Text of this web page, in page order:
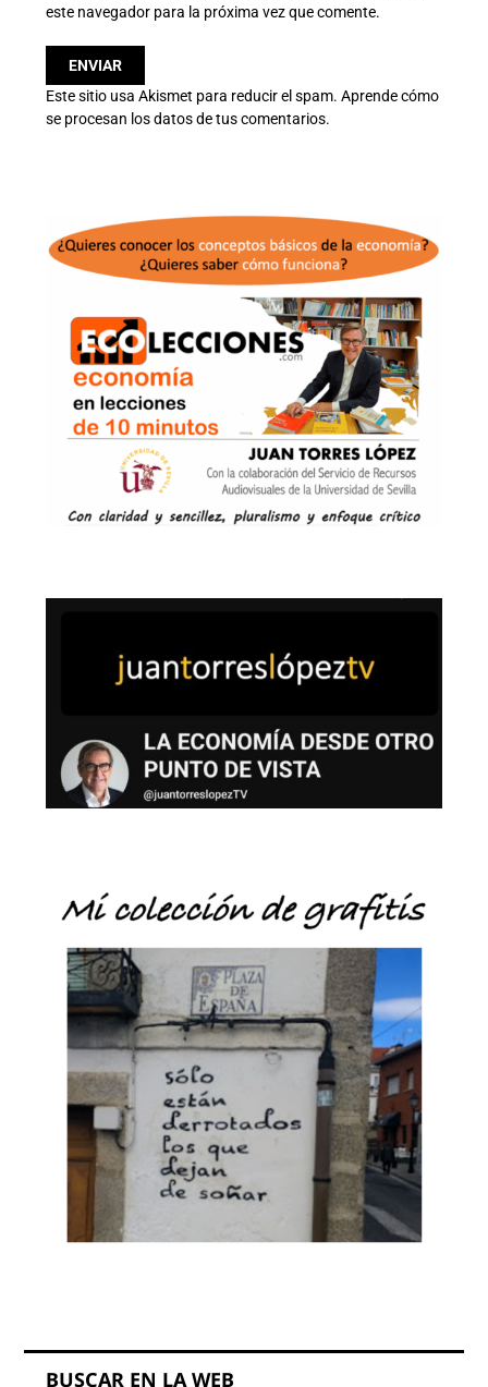
este navegador para la próxima vez que comente.
Este sitio usa Akismet para reducir el spam. Aprende cómo
se procesan los datos de tus comentarios.
BUSCAR EN LA WEB